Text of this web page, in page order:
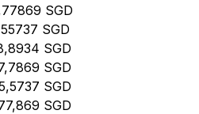
SGD
SGD
SGD
SGD
SGD
SGD